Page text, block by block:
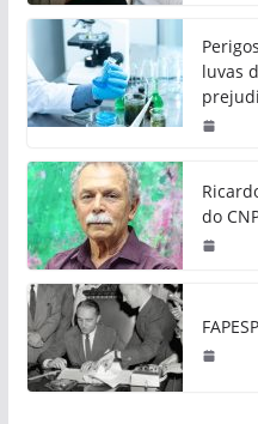
luvas
do